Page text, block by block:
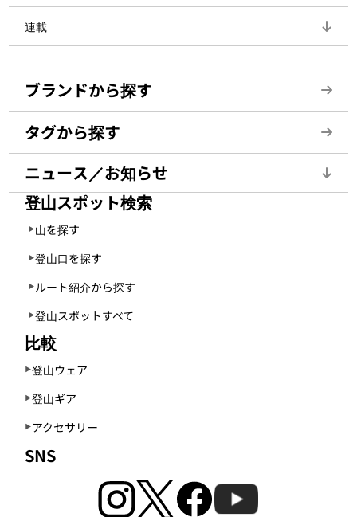
連載
ブランドから探す
タグから探す
ニュース／お知らせ
登山スポット検索
山を探す
登山口を探す
ルート紹介から探す
登山スポットすべて
比較
登山ウェア
登山ギア
アクセサリー
SNS